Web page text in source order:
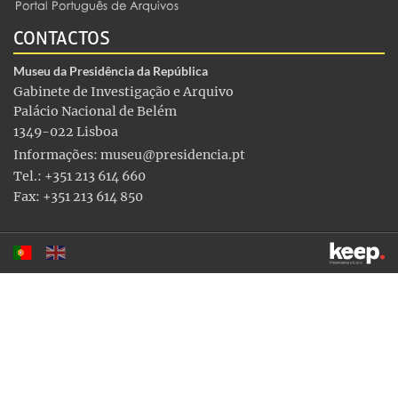
CONTACTOS
Museu da Presidência da República
Gabinete de Investigação e Arquivo
Palácio Nacional de Belém
1349-022 Lisboa
Informações: museu@presidencia.pt
Tel.: +351 213 614 660
Fax: +351 213 614 850